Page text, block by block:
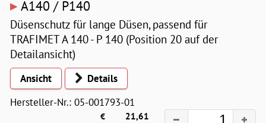
▸ A140 / P140
Düsenschutz für lange Düsen, passend für
TRAFIMET A 140 - P 140 (Position 20 auf der
Detailansicht)
Ansicht
Details
Hersteller-Nr.: 05-001793-01
€
21,61